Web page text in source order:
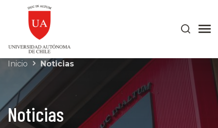
Inicio Noticias
Noticias